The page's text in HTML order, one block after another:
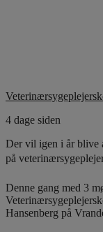
4 dage siden
Der vil igen i år blive
på
Denne gang med 3
Hansenberg på